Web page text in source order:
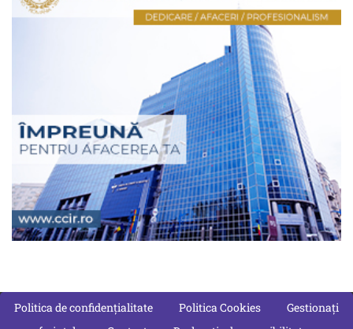
Politica de confidențialitate Politica Cookies
Gestionați